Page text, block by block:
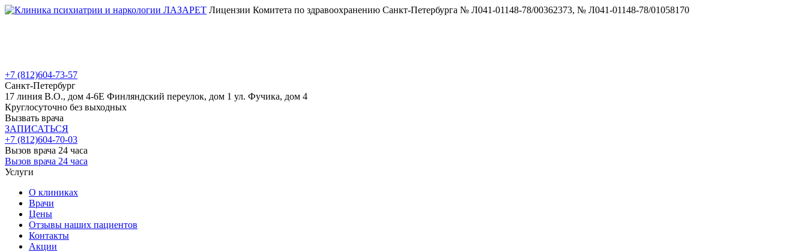
Лицензии Комитета по здравоохранению Санкт-Петербурга № Л041-01148-78/00362373, № Л041-01148-78/01058170
+7 (812)604-73-57
Санкт-Петербург
17 линия В.О., дом 4-6Е Финляндский переулок, дом 1 ул. Фучика, дом 4
Круглосуточно без выходных
Вызвать врача
ЗАПИСАТЬСЯ
+7 (812)604-70-03
Вызов врача 24 часа
Вызов врача 24 часа
Услуги
О клиниках
Врачи
Цены
Отзывы наших пациентов
Контакты
Акции